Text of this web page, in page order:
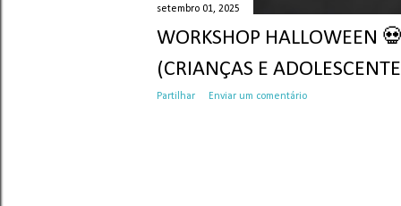
setembro 01, 2025
WORKSHOP HALLOWEEN
(CRIANÇAS E
Partilhar Enviar um comentário